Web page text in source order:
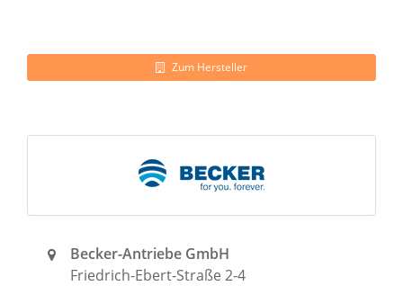
Zum Hersteller
Becker-Antriebe GmbH
Friedrich-Ebert-Straße 2-4